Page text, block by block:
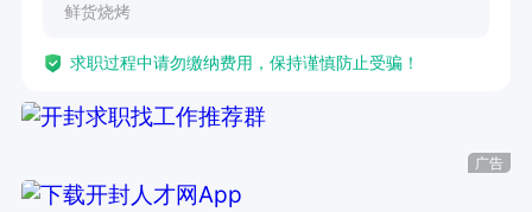
鲜货烧烤
求职过程中请勿缴纳费用，保持谨慎防止受骗！
广告